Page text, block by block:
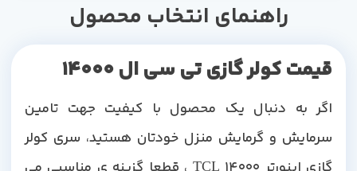
راهنمای انتخاب محصول
قیمت کولر گازی تی سی ال 14000
اگر به دنبال یک محصول با کیفیت جهت تامین
سرمایش و گرمایش منزل خودتان هستید، سری کولر